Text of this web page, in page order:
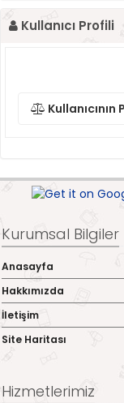
Kullanıcı Profili
Kullanıcının
Kurumsal Bilgiler
Anasayfa
Hakkımızda
İletişim
Site Haritası
Hizmetlerimiz